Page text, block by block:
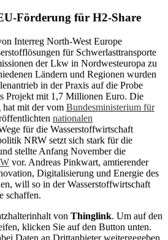
Förderung für H2-Share
Interreg North-West Europe
für Schwerlasttransporte
der Lkw in Nordwesteuropa zu
Ländern und Regionen wurden
in der Praxis auf die Probe
Projekt mit 1,7 Millionen Euro. Die
hat mit der vom Bundesministerium für
nationalen
für die Wasserstoffwirtschaft
NRW setzt sich stark für die
stellte Anfang November die
vor. Andreas Pinkwart, amtierender
Digitalisierung und Energie des
will so in der Wasserstoffwirtschaft
schaffen.
von Thinglink. Um auf den
klicken Sie auf den Button unten.
Daten an Drittanbieter weitergegeben